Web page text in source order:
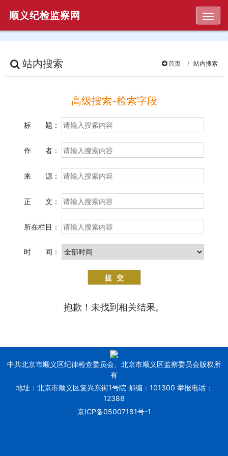
顺义纪检监察网
站内搜索 首页 站内搜索
高级搜索-检索字段
标 题：
作 者：
来 源：
正 文：
所在栏目：
时 间：
抱歉！未找到相关结果。
中共北京市顺义区纪律检查委员会、北京市顺义区监察委员会版权所
有
地址：北京市顺义区复兴东街1号院 邮编：101300 举报电话：
12388
京ICP备05007181号-1